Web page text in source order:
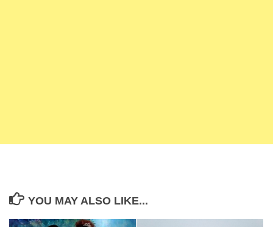
YOU MAY ALSO LIKE...